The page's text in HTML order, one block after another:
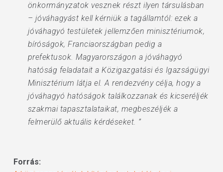
önkormányzatok vesznek részt ilyen társulásban
– jóváhagyást kell kérniük a tagállamtól: ezek a
jóváhagyó testületek jellemzően minisztériumok,
bíróságok, Franciaországban pedig a
prefektusok. Magyarországon a jóváhagyó
hatóság feladatait a Közigazgatási és Igazságügyi
Minisztérium látja el. A rendezvény célja, hogy a
jóváhagyó hatóságok találkozzanak és kicseréljék
szakmai tapasztalataikat, megbeszéljék a
felmerülő aktuális kérdéseket. ”
Forrás: